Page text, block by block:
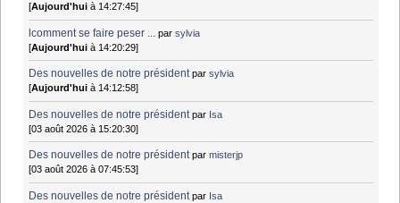
[Aujourd'hui à 14:27:45]
lcomment se faire peser ... parsylvia
[Aujourd'hui à 14:20:29]
Des nouvelles de notre président parsylvia
[Aujourd'hui à 14:12:58]
Des nouvelles de notre président par Isa
[03 août 2026 à 15:20:30]
Des nouvelles de notre président parmisterjp
[03 août 2026 à 07:45:53]
Des nouvelles de notre président par Isa